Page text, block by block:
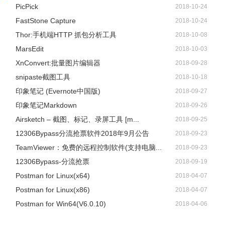
ApowerMirror常见问题
问：iPhone手机如何使用ApowerMirror？
答： 将iPhone与电脑连接同一个WiFi
点击屏幕下方中间的投屏按钮，等待ApowerMirror去侦测电
脑名称，然后点击自己电脑名称。
PicPick 2018-10-24
FastStone Capture 2018-10-24
Thor:手机端HTTP 抓包分析工具 2018-10-08
MarsEdit 2018-10-03
XnConvert:批量图片编辑器 2018-09-28
snipaste截图工具 2018-10-18
印象笔记 (Evernote中国版) 2018-09-27
印象笔记Markdown 2018-09-26
Airsketch – 截图、标记、录屏工具 [m... 2018-09-25
12306Bypass分流抢票软件2018年9月公告 2018-09-23
TeamViewer：免费的远程控制软件(支持电脑... 2018-09-23
12306Bypass-分流抢票 2018-09-19
Postman for Linux(x64) 2018-04-07
Postman for Linux(x86) 2018-04-07
Postman for Win64(V6.0.10) 2018-04-06